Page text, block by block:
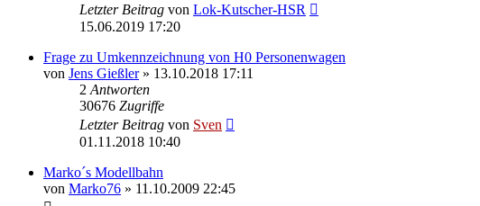
Letzter Beitrag von Lok-Kutscher-HSR
15.06.2019 17:20
Frage zu Umkennzeichnung von H0 Personenwagen
von Jens Gießler» 13.10.2018 17:11
2 Antworten
30676 Zugriffe
Letzter Beitrag von Sven
01.11.2018 10:40
Marko´s Modellbahn
von Marko76 » 11.10.2009 22:45